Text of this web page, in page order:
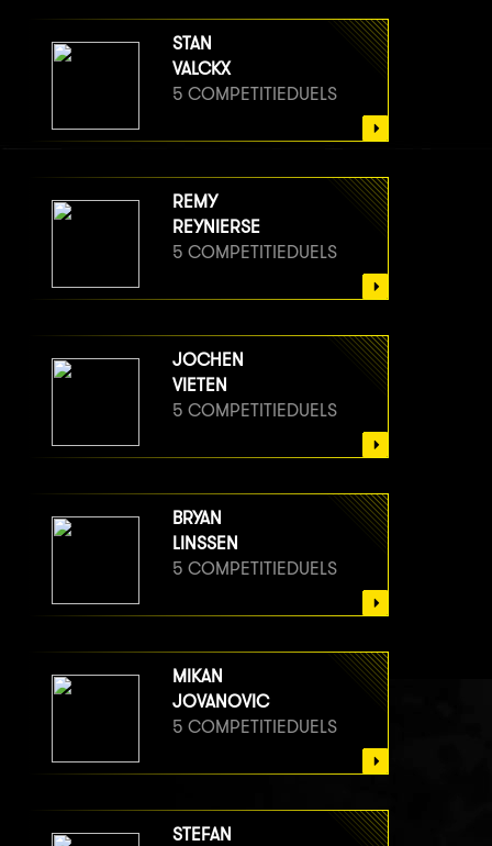
STAN
VALCKX
5 COMPETITIEDUELS
REMY
REYNIERSE
5 COMPETITIEDUELS
JOCHEN
VIETEN
5 COMPETITIEDUELS
BRYAN
LINSSEN
5 COMPETITIEDUELS
MIKAN
JOVANOVIC
5 COMPETITIEDUELS
STEFAN